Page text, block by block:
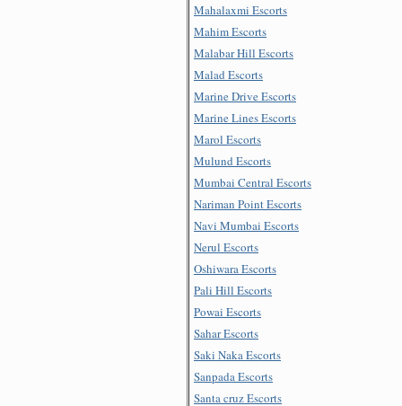
Mahalaxmi Escorts
Mahim Escorts
Malabar Hill Escorts
Malad Escorts
Marine Drive Escorts
Marine Lines Escorts
Marol Escorts
Mulund Escorts
Mumbai Central Escorts
Nariman Point Escorts
Navi Mumbai Escorts
Nerul Escorts
Oshiwara Escorts
Pali Hill Escorts
Powai Escorts
Sahar Escorts
Saki Naka Escorts
Sanpada Escorts
Santa cruz Escorts